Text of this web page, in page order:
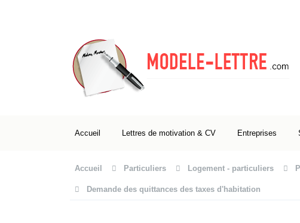
Accueil Lettres de motivation & CV Entreprises
Accueil Particuliers Logement - particuliers
Demande des quittances des taxes d'habitation